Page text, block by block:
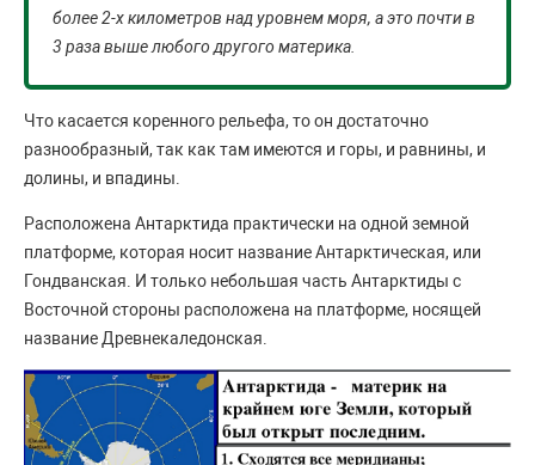
более 2-х километров над уровнем моря, а это почти в
3 раза выше любого другого материка.
Что касается коренного рельефа, то он достаточно
разнообразный, так как там имеются и горы, и равнины, и
долины, и впадины.
Расположена Антарктида практически на одной земной
платформе, которая носит название Антарктическая, или
Гондванская. И только небольшая часть Антарктиды с
Восточной стороны расположена на платформе, носящей
название Древнекаледонская.